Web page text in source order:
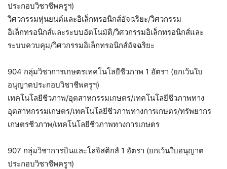
ประกอบวิชาชีพครูฯ)
วิศวกรรมหุ่นยนต์และอิเล็กทรอนิกส์อัจฉริยะ/วิศวกรรม
อิเล็กทรอนิกส์และระบบอัตโนมัติ/วิศวกรรมอิเล็กทรอนิกส์และ
ระบบควบคุม/วิศวกรรมอิเล็กทรอนิกส์อัจฉริยะ
904 กลุ่มวิชาการเกษตรเทคโนโลยีชีวภาพ 1 อัตรา (ยกเว้นใบ
อนุญาตประกอบวิชาชีพครูฯ)
เทคโนโลยีชีวภาพ/อุตสาหกรรมเกษตร/เทคโนโลยีชีวภาพทาง
อุตสาหกรรมเกษตร/เทคโนโลยีชีวภาพทางการเกษตร/ทรัพยากร
เกษตรชีวภาพ/เทคโนโลยีชีวภาพทางการเกษตร
907 กลุ่มวิชาการบินและโลจิสติกส์ 1 อัตรา (ยกเว้นใบอนุญาต
ประกอบวิชาชีพครูฯ)